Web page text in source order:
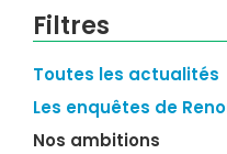
Filtres
Toutes les actualités
Les enquêtes de
Nos ambitions